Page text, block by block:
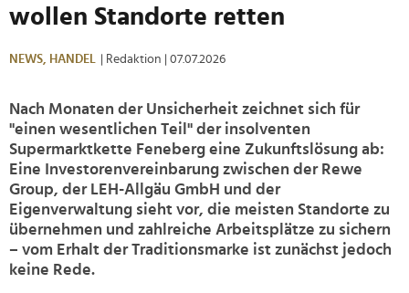
wollen Standorte retten
NEWS, HANDEL | Redaktion | 07.07.2026
Nach Monaten der Unsicherheit zeichnet sich für
"einen wesentlichen Teil" der insolventen
Supermarktkette Feneberg eine Zukunftslösung ab:
Eine Investorenvereinbarung zwischen der Rewe
Group, der LEH-Allgäu GmbH und der
Eigenverwaltung sieht vor, die meisten Standorte zu
übernehmen und zahlreiche Arbeitsplätze zu sichern
– vom Erhalt der Traditionsmarke ist zunächst jedoch
keine Rede.